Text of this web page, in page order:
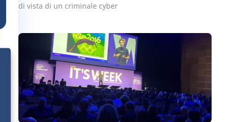
di vista di un criminale cyber